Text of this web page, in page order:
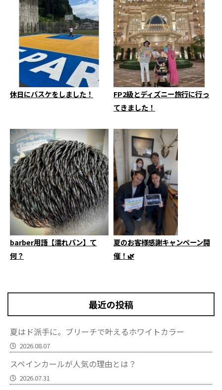
休日にバスケをしました！
FP2級とディズニー旅行に行っ
てきました！
barber用語【濡れパン】て
何？
夏のお客様感謝キャンペーン開
催！🌿
最近の投稿
夏はド派手に。ブリーチで叶えるホワイトカラー
2026.08.07
スペインカールが人気の理由とは？
2026.07.31